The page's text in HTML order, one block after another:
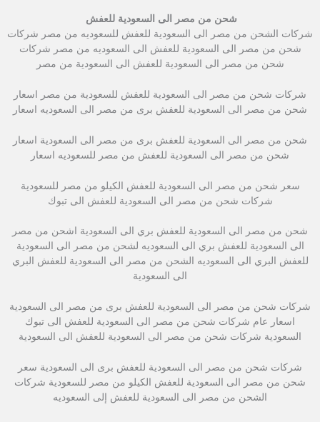
شحن من مصر الى السعودية للعفش
شركات الشحن من مصر الى السعودية للعفش للسعوديه من مصر شركات
شحن من مصر الى السعودية للعفش الى السعوديه من مصر شركات
شحن من مصر الى السعودية للعفش الى السعودية من مصر
شركات شحن من مصر الى السعودية للعفش للسعودية من مصر اسعار
شحن من مصر الى السعودية للعفش برى من مصر الى السعوديه اسعار
شحن من مصر الى السعودية للعفش برى من مصر الى السعودية اسعار
شحن من مصر الى السعودية للعفش من مصر للسعوديه اسعار
سعر شحن من مصر الى السعودية للعفش الكيلو من مصر للسعودية
شركات شحن من مصر الى السعودية للعفش الى تبوك
شحن من مصر الى السعودية للعفش بري الى السعودية اشحن من مصر
الى السعودية للعفش بري الى السعوديه لشحن من مصر الى السعودية
للعفش البري الى السعوديه الشحن من مصر الى السعودية للعفش البري
الى السعودية
شركات شحن من مصر الى السعودية للعفش برى من مصر الى السعودية
اسعار عام شركات شحن من مصر الى السعودية للعفش الى تبوك
السعودية شركات شحن من مصر الى السعودية للعفش الى السعودية
شركات شحن من مصر الى السعودية للعفش برى الى السعودية سعر
شحن من مصر الى السعودية للعفش الكيلو من مصر للسعودية شركات
الشحن من مصر الى السعودية للعفش إلى السعوديه